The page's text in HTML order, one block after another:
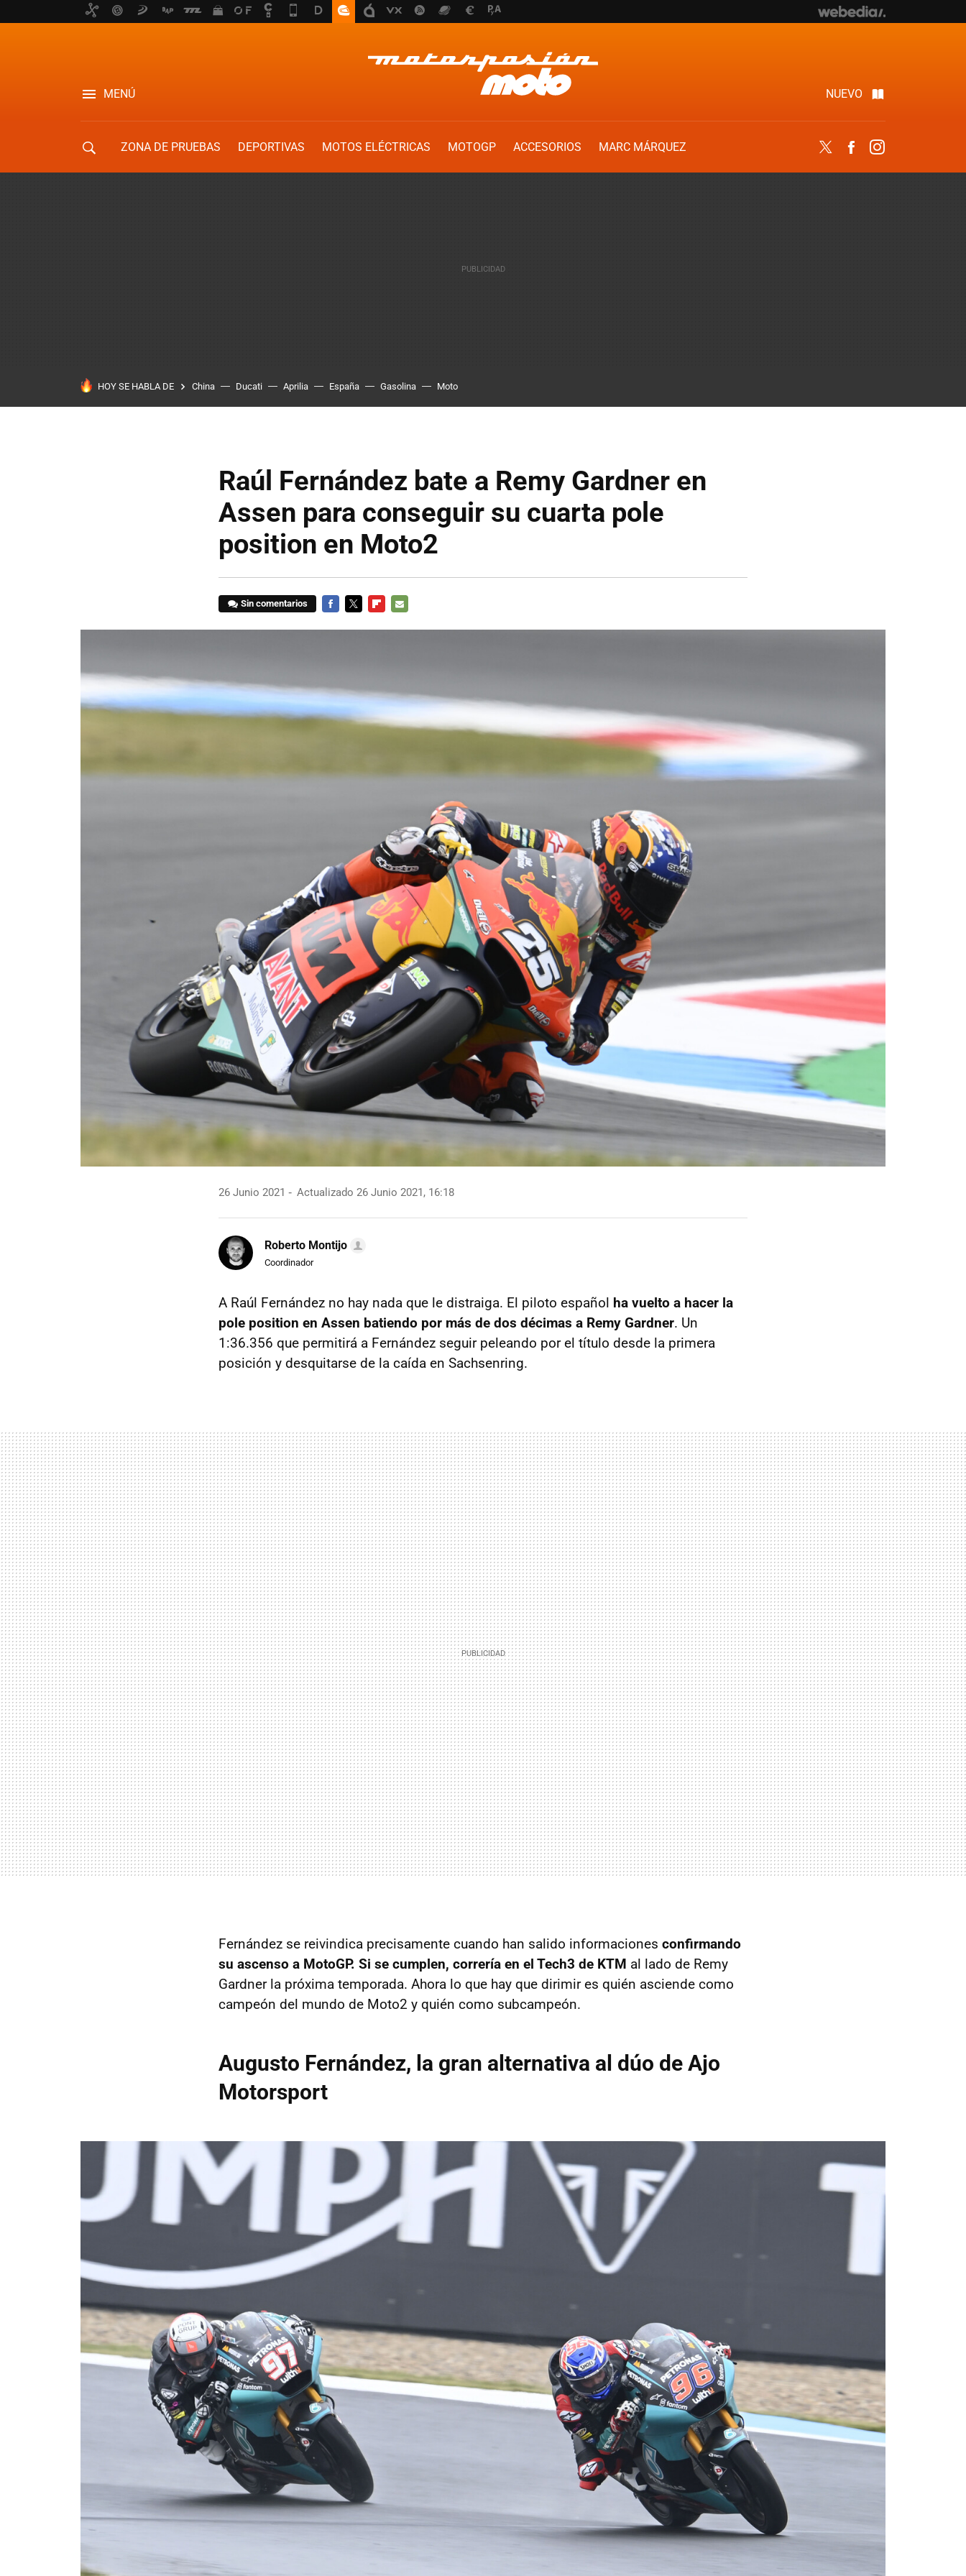
MENÚ NUEVO
ZONA DE PRUEBAS DEPORTIVAS MOTOS ELÉCTRICAS MOTOGP ACCESORIOS
MARC MÁRQUEZ
Twitter Facebook
HOY SE HABLA DE China Ducati Aprilia España Gasolina Moto
Raúl Fernández bate a Remy Gardner en
Assen para conseguir su cuarta pole
position en Moto2
Sin comentarios
26 Junio 2021 Actualizado 26 Junio 2021, 16:18
Roberto Montijo
Coordinador
A Raúl Fernández no hay nada que le distraiga. El piloto español ha vuelto a hacer la
pole position en Assen batiendo por más de dos décimas a Remy Gardner. Un
1:36.356 que permitirá a Fernández seguir peleando por el título desde la primera
posición y desquitarse de la caída en Sachsenring.
Fernández se reivindica precisamente cuando han salido informaciones confirmando
su ascenso a MotoGP. Si se cumplen, correría en el Tech3 de KTM al lado de Remy
Gardner la próxima temporada. Ahora lo que hay que dirimir es quién asciende como
campeón del mundo de Moto2 y quién como subcampeón.
Augusto Fernández, la gran alternativa al dúo de Ajo
Motorsport